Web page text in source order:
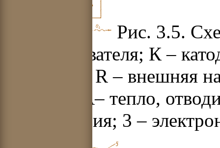
Рис. 3.5.
преобразователя; К –
коллектор; R – внешняя
катоду; QA– тепло,
– ионы цезия; 3 –